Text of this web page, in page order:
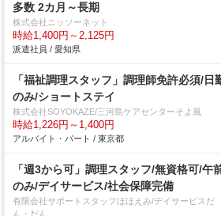
多数 2カ月～長期
株式会社ニッソーネット
時給1,400円～2,125円
派遣社員 / 愛知県
「福祉調理スタッフ」調理師免許必須/日
のみ/ショートステイ
株式会社SOYOKAZE/三河島ケアセンターそよ風
時給1,226円～1,400円
アルバイト・パート / 東京都
「週3から可」調理スタッフ/無資格可/午
のみ/デイサービス/社会保障完備
有限会社サポートスタッフほほえみ/デイサービスだ
ん・だん